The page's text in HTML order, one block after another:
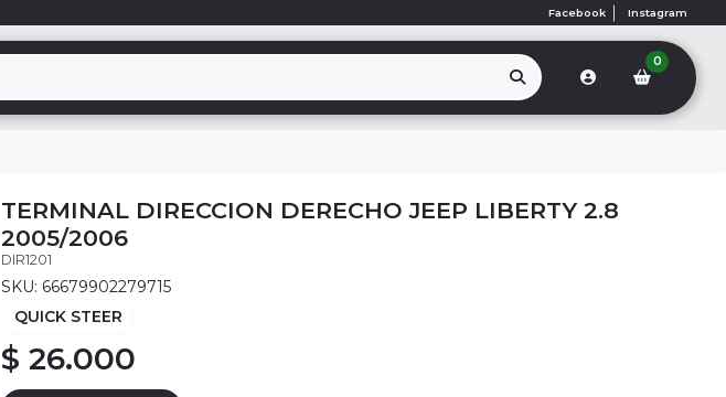
Facebook Instagram
0
TERMINAL DIRECCION DERECHO JEEP LIBERTY 2.8
2005/2006
DIR1201
SKU: 66679902279715
QUICK STEER
$ 26.000